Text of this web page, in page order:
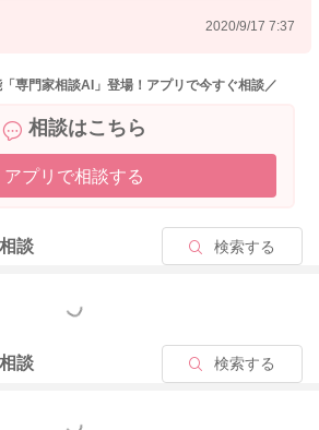
でいろいろ試す機会を作りながら、食べな
う！」とお子さんの主張を認めてあげて
お子さんの好きなものをだしたりはしな
場はごちそうさまをしてもらって、食事
ないとお腹が空いてしまうという体験を
時間を使っていただいて、補給できるよ
。
2020/9/17 7:37
専門家相談AI」登場！アプリで今すぐ相談／
相談はこちら
アプリで相談する
談 検索する
もっと見る
談 検索する